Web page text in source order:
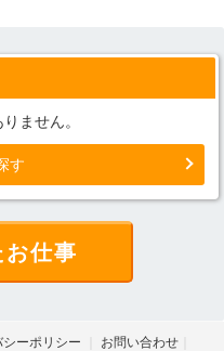
ません。
す
お仕事
シーポリシー
お問い合わせ